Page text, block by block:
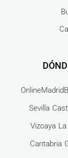
OnlineMadrid
Sevilla
Vizcaya
Cantabria